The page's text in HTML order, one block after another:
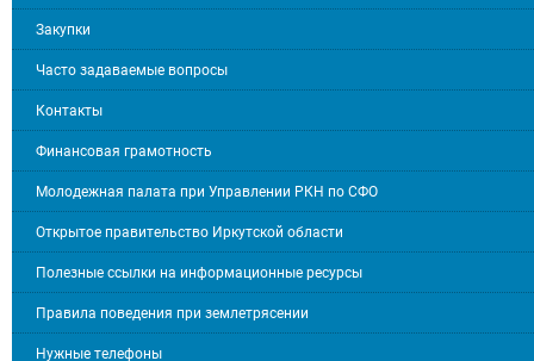
Закупки
Часто задаваемые вопросы
Контакты
Финансовая грамотность
Молодежная палата при Управлении РКН по СФО
Открытое правительство Иркутской области
Полезные ссылки на информационные ресурсы
Правила поведения при землетрясении
Нужные телефоны